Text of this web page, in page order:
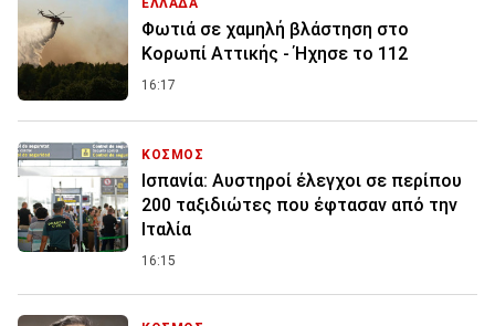
ΕΛΛΑΔΑ
Φωτιά σε χαμηλή βλάστηση στο
Κορωπί Αττικής - Ήχησε το 112
16:17
ΚΟΣΜΟΣ
Ισπανία: Aυστηροί έλεγχοι σε περίπου
200 ταξιδιώτες που έφτασαν από την
Ιταλία
16:15